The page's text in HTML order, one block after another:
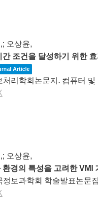
오상윤,
간 조건을 달성하기 위한
Article
처리학회논문지. 컴퓨터 및
오상윤,
환경의 특성을 고려한 VMI
정보과학회 학술발표논문